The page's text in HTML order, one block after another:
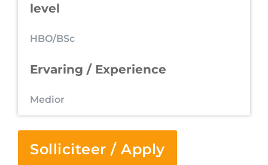
level
HBO/BSc
Ervaring / Experience
Medior
Solliciteer / Apply